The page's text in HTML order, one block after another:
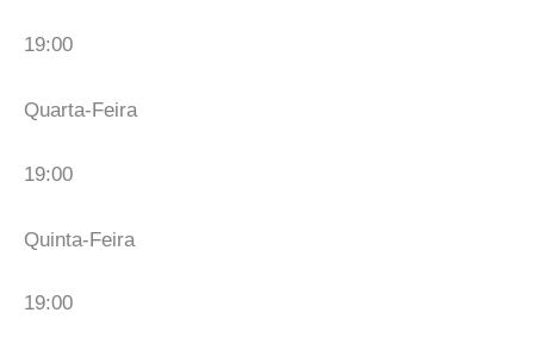
19:00
Quarta-Feira
19:00
Quinta-Feira
19:00